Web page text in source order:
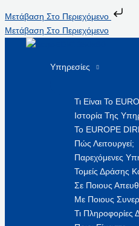
Μετάβαση Στο Περιεχόμενο
Μετάβαση Στο Περιεχόμενο
Υπηρεσίες
Τι Είναι Το
Ιστορία Της
Το EUROPE
Πώς Λειτουργεί;
Παρεχόμενες
Τομείς Δράσης
Σε Ποιους
Με Ποιους
Τι Πληροφορίες